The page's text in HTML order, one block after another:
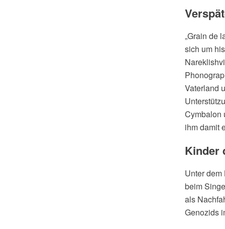
„Grain de
sich um
Vaterland
Cymbalon
ihm damit
Kinder
Unter
beim
als
Genozids